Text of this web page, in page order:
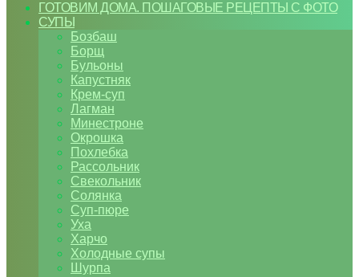
ГОТОВИМ ДОМА. ПОШАГОВЫЕ РЕЦЕПТЫ С ФОТО
СУПЫ
Бозбаш
Борщ
Бульоны
Капустняк
Крем-суп
Лагман
Минестроне
Окрошка
Похлебка
Рассольник
Свекольник
Солянка
Суп-пюре
Уха
Харчо
Холодные супы
Шурпа